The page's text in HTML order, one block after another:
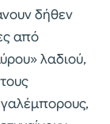
δήθεν
από
λαδιού,